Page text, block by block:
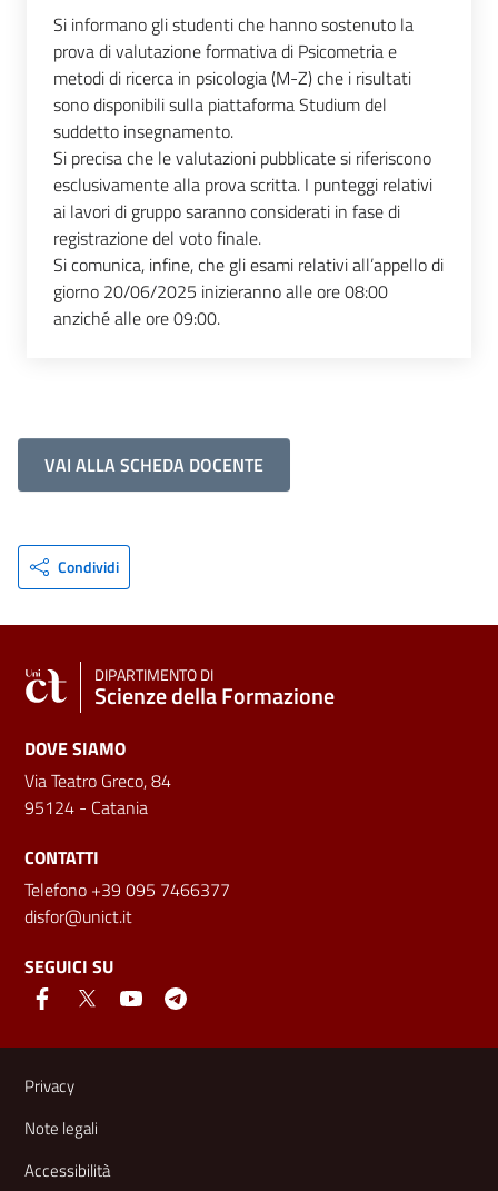
Si informano gli studenti che hanno sostenuto la
prova di valutazione formativa di Psicometria e
metodi di ricerca in psicologia (M-Z) che i risultati
sono disponibili sulla piattaforma Studium del
suddetto insegnamento.
Si precisa che le valutazioni pubblicate si riferiscono
esclusivamente alla prova scritta. I punteggi relativi
ai lavori di gruppo saranno considerati in fase di
registrazione del voto finale.
Si comunica, infine, che gli esami relativi all’appello di
giorno 20/06/2025 inizieranno alle ore 08:00
anziché alle ore 09:00.
VAI ALLA SCHEDA DOCENTE
Condividi
DIPARTIMENTO DI
Scienze della Formazione
DOVE SIAMO
Via Teatro Greco, 84
95124 - Catania
CONTATTI
Telefono +39 095 7466377
disfor@unict.it
SEGUICI SU
Link e informazioni utili
Privacy
Note legali
Accessibilità